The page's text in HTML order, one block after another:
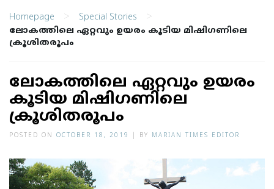
Homepage > Special Stories >
ലോകത്തിലെ ഏറ്റവും ഉയരം കൂടിയ മിഷിഗണിലെ
ക്രൂശിതരൂപം
ലോകത്തിലെ ഏറ്റവും ഉയരം
കൂടിയ മിഷിഗണിലെ
ക്രൂശിതരൂപം
POSTED ON OCTOBER 18, 2019 BY MARIAN TIMES EDITOR